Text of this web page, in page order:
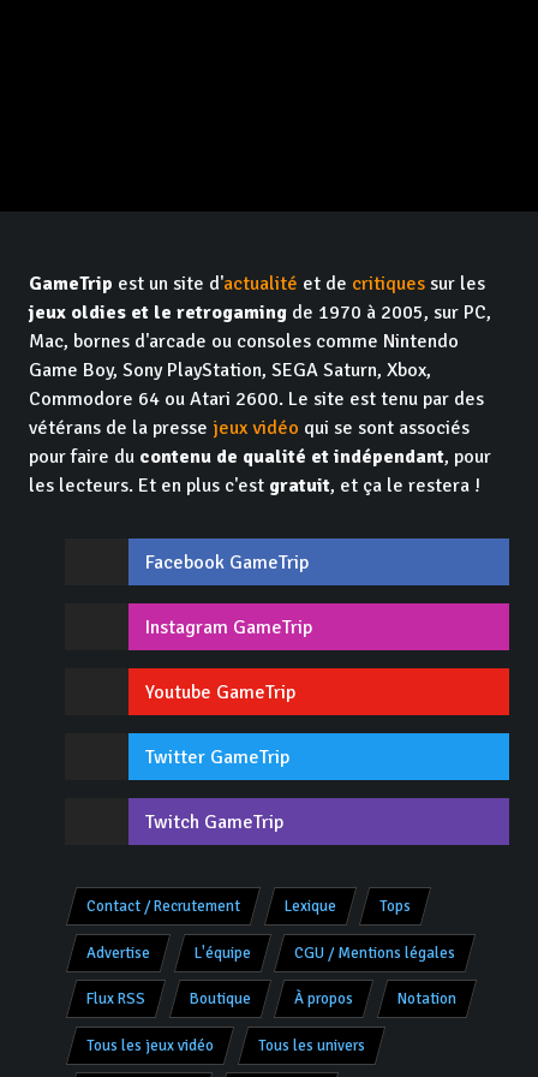
GameTrip est un site d'actualité et de critiques sur les
jeux oldies et le retrogaming de 1970 à 2005, sur PC,
Mac, bornes d'arcade ou consoles comme Nintendo
Game Boy, Sony PlayStation, SEGA Saturn, Xbox,
Commodore 64 ou Atari 2600. Le site est tenu par des
vétérans de la presse jeux vidéo qui se sont associés
pour faire du contenu de qualité et indépendant, pour
les lecteurs. Et en plus c'est gratuit, et ça le restera !
Facebook GameTrip
Instagram GameTrip
Youtube GameTrip
Twitter GameTrip
Twitch GameTrip
Contact / Recrutement Lexique Tops
Advertise L'équipe CGU / Mentions légales
Flux RSS Boutique À propos Notation
Tous les jeux vidéo Tous les univers